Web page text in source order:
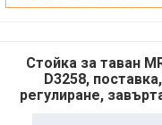
Стойка за таван
D3258, поставка,
регулиране,